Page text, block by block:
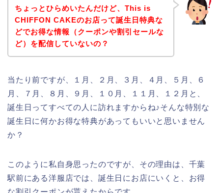
ちょっとひらめいたんだけど、This is
CHIFFON CAKEのお店って誕生日特典な
どでお得な情報（クーポンや割引セールな
ど）を配信していないの？
当たり前ですが、１月、２月、３月、４月、５月、６
月、７月、８月、９月、１０月、１１月、１２月と、
誕生日ってすべての人に訪れますからね♪そんな特別な
誕生日に何かお得な特典があってもいいと思いません
か？
このように私自身思ったのですが、その理由は、千葉
駅前にある洋服店では、誕生日にお店にいくと、お得